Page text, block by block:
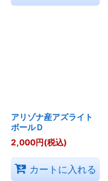
アリゾナ産アズライト
ボールＤ
2,000円(税込)
カートに入れる